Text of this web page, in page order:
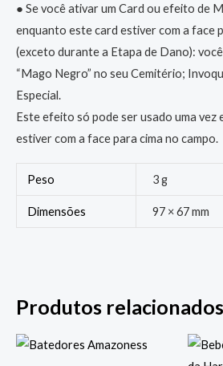
● Se você ativar um Card ou efeito de
enquanto este card estiver com a face
(exceto durante a Etapa de Dano):
“Mago Negro” no seu Cemitério;
Especial.
Este efeito só pode ser usado uma vez
estiver com a face para cima no campo.
Peso 3 g
Dimensões 97 × 67 mm
Produtos relacionados